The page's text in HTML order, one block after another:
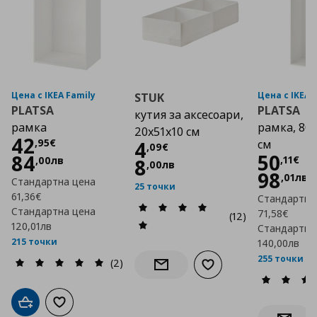
Цена с IKEA Family
PLATSA
рамка
42,95€
Цена 42,95 €
84,00лв
Стандартна цена
61,36€
Стандартна цена
120,01лв
215 точки
(2)
Добави в кошницата
Добави към списъка с любими
STUK
кутия за аксесоари,
20x51x10 см
4,09€
Цена
8,00лв
25 точки
(12)
Информирай ме за наличност
Добави към списъка
Цена с IKEA
PLATSA
рамка,
см
50,11€
Цена
98,01лв
71,58€
140,00лв
255 точки